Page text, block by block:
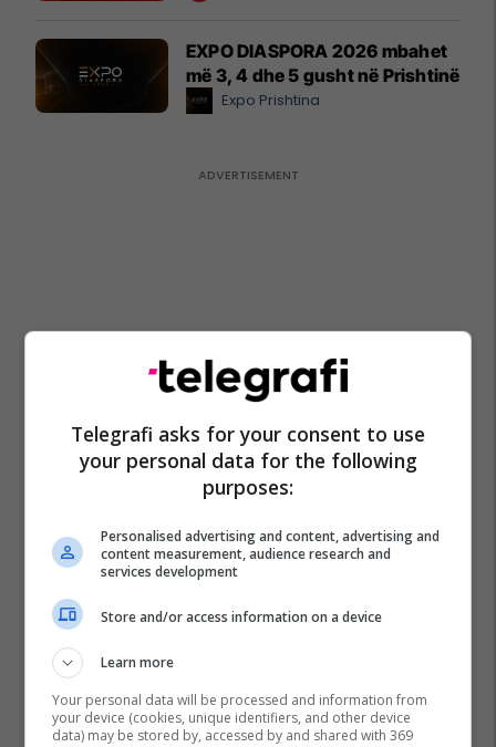
EXPO DIASPORA 2026 mbahet
më 3, 4 dhe 5 gusht në Prishtinë
Expo Prishtina
Telegrafi asks for your consent to use
your personal data for the following
purposes:
Personalised advertising and content, advertising and
content measurement, audience research and
services development
Store and/or access information on a device
Learn more
Your personal data will be processed and information from
your device (cookies, unique identifiers, and other device
data) may be stored by, accessed by and shared with 369